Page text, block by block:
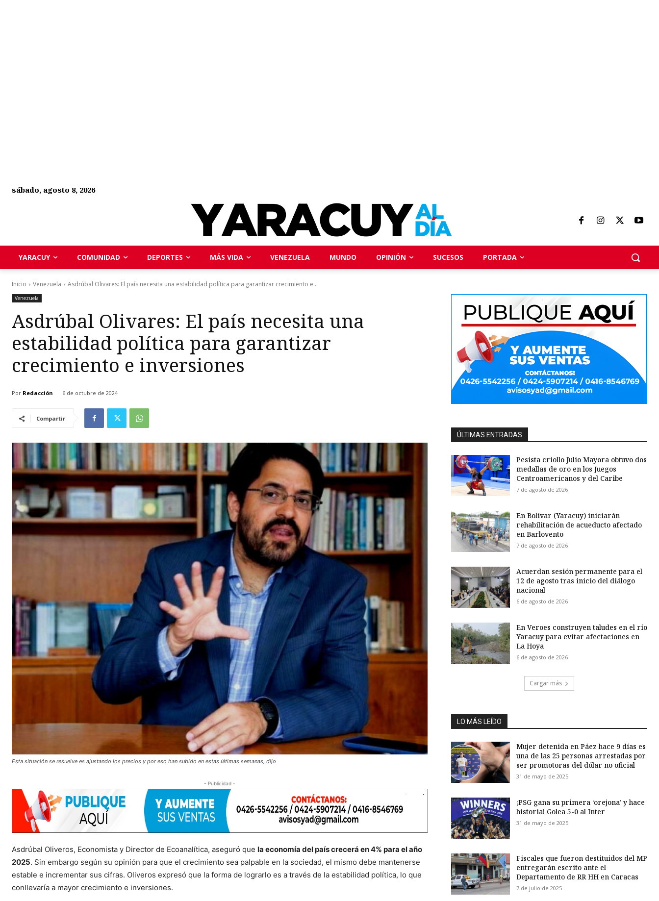
sábado, agosto 8, 2026
YARACUY COMUNIDAD DEPORTES MÁS VIDA VENEZUELA MUNDO OPINIÓN SUCESOS PORTADA
Inicio Venezuela Asdrúbal Olivares: El país necesita una estabilidad política para garantizar crecimiento e...
Venezuela
Asdrúbal Olivares: El país necesita una
estabilidad política para garantizar
crecimiento e inversiones
Por Redacción 6 de octubre de 2024
Compartir
Esta situación se resuelve es ajustando los precios y por eso han subido en estas últimas semanas, dijo
- Publicidad -
Asdrúbal Oliveros, Economista y Director de Ecoanalítica, aseguró que la economía del país crecerá en 4% para el año
2025. Sin embargo según su opinión para que el crecimiento sea palpable en la sociedad, el mismo debe mantenerse
estable e incrementar sus cifras. Oliveros expresó que la forma de lograrlo es a través de la estabilidad política, lo que
conllevaría a mayor crecimiento e inversiones.
ÚLTIMAS ENTRADAS
Pesista criollo Julio Mayora obtuvo dos
medallas de oro en los Juegos
Centroamericanos y del Caribe
7 de agosto de 2026
En Bolívar (Yaracuy) iniciarán
rehabilitación de acueducto afectado
en Barlovento
7 de agosto de 2026
Acuerdan sesión permanente para el
12 de agosto tras inicio del diálogo
nacional
6 de agosto de 2026
En Veroes construyen taludes en el río
Yaracuy para evitar afectaciones en
La Hoya
6 de agosto de 2026
Cargar más
LO MÁS LEÍDO
Mujer detenida en Páez hace 9 días es
una de las 25 personas arrestadas por
ser promotoras del dólar no oficial
31 de mayo de 2025
¡PSG gana su primera ‘orejona’ y hace
historia! Golea 5-0 al Inter
31 de mayo de 2025
Fiscales que fueron destituidos del MP
entregarán escrito ante el
Departamento de RR HH en Caracas
7 de julio de 2025